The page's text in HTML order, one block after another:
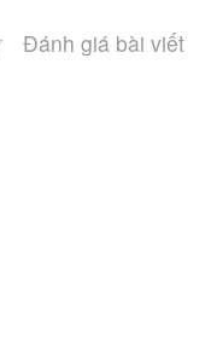
Đánh giá bài viết